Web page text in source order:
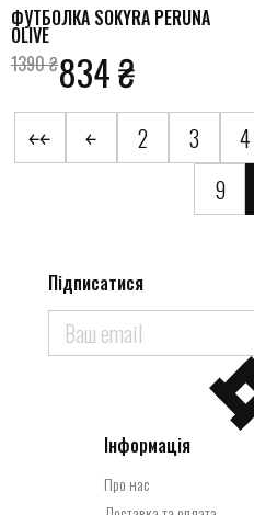
ФУТБОЛКА SOKYRA PERUNA
OLIVE
1390 ₴834 ₴
￩￩ ￩ 2 3 4
9
Інформація
Про нас
Підписатися